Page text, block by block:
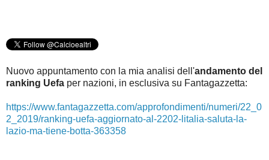
Nuovo appuntamento con la mia analisi dell'andamento del
ranking Uefa per nazioni, in esclusiva su Fantagazzetta:
https://www.fantagazzetta.com/approfondimenti/numeri/22_0
2_2019/ranking-uefa-aggiornato-al-2202-litalia-saluta-la-
lazio-ma-tiene-botta-363358